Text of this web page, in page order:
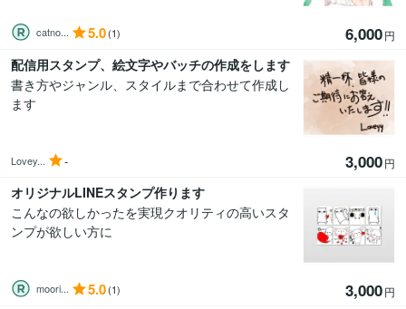
catno... 5.0(1) 6,000円
配信用スタンプ、絵文字やバッチの作成をします
書き方やジャンル、スタイルまで合わせて作成し
ます
Lovey... - 3,000円
オリジナルLINEスタンプ作ります
こんなの欲しかったを実現クオリティの高いスタ
ンプが欲しい方に
moori... 5.0(1) 3,000円